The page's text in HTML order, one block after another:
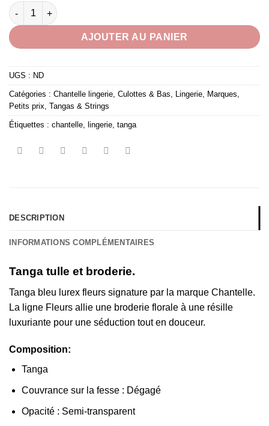
quantité de Tanga bleu lurex fleurs signature
AJOUTER AU PANIER
UGS : ND
Catégories : Chantelle lingerie, Culottes & Bas, Lingerie, Marques,
Petits prix, Tangas & Strings
Étiquettes : chantelle, lingerie, tanga
DESCRIPTION
INFORMATIONS COMPLÉMENTAIRES
Tanga tulle et broderie.
Tanga bleu lurex fleurs signature par la marque Chantelle.
La ligne Fleurs allie une broderie florale à une résille
luxuriante pour une séduction tout en douceur.
Composition:
Tanga
Couvrance sur la fesse : Dégagé
Opacité : Semi-transparent